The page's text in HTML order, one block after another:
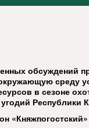
обсуждений
среду
в сезоне
Республики
«Княжпогостский»